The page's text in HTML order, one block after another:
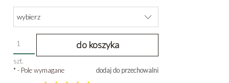
szt.
do koszyka
dodaj do przechowalni
*- Pole wymagane